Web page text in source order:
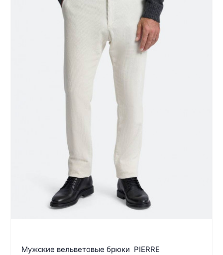
Мужские вельветовые брюки PIERRE